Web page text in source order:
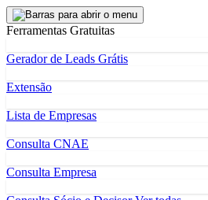
Ferramentas Gratuitas
Gerador de Leads Grátis
Extensão
Lista de Empresas
Consulta CNAE
Consulta Empresa